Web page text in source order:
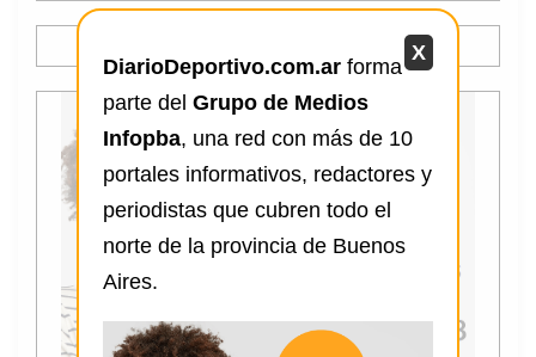
X
DiarioDeportivo.com.ar forma
parte del Grupo de Medios
Infopba, una red con más de 10
portales informativos, redactores y
periodistas que cubren todo el
norte de la provincia de Buenos
Aires.